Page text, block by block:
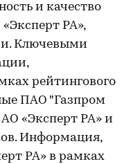
и качество
РА»,
Ключевыми
рейтингового
ПАО "Газпром
«Эксперт РА» и
Информация,
РА» в рамках